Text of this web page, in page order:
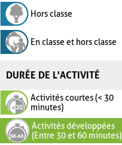
Hors classe
En classe et hors classe
DURÉE DE L'ACTIVITÉ
Activités courtes (< 30
minutes)
Activités développées
(Entre 30 et 60 minutes)